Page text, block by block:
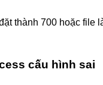
thành 700 hoặc file
cấu hình sai